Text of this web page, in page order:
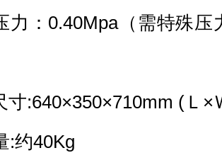
力：0.40Mpa（需特殊
寸:640×350×710mm (Ｌ×
约40Kg